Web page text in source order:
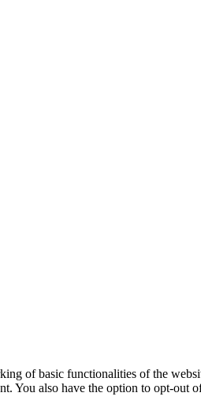
of basic functionalities of the
You also have the option to opt-out